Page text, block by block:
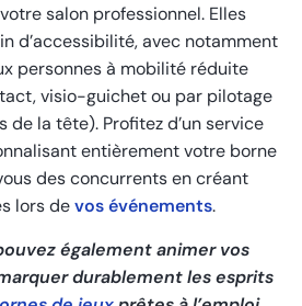
salon professionnel. Elles
d’accessibilité, avec notamment
personnes à mobilité réduite
visio-guichet ou par pilotage
de la tête). Profitez d’un service
entièrement votre borne
des concurrents en créant
lors devos événements.
également animer vos
durablement les esprits